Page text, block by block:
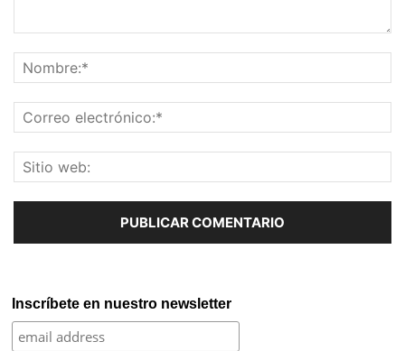
Inscríbete en nuestro newsletter